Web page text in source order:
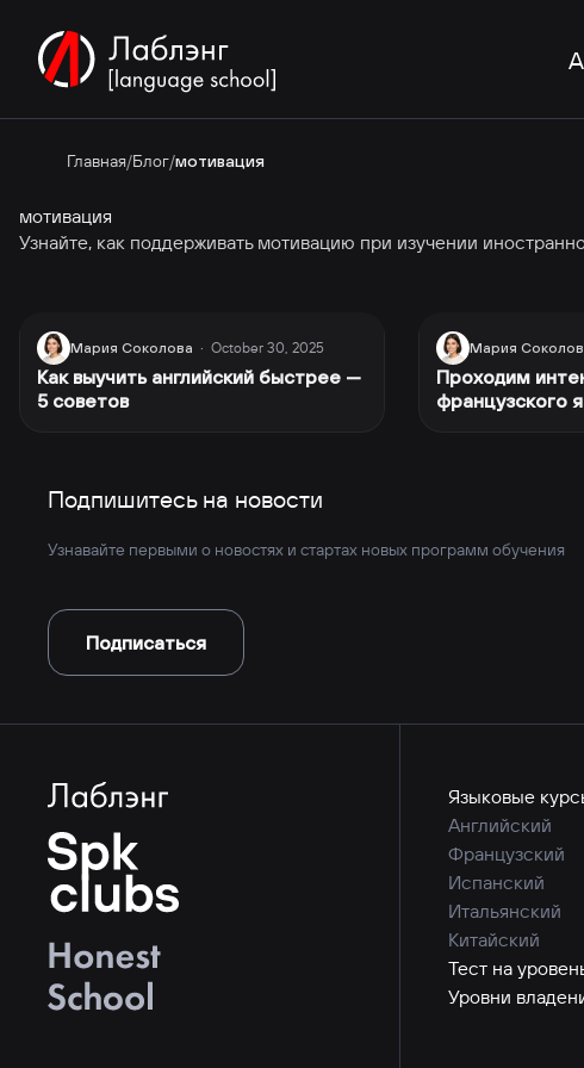
Главная/Блог/мотивация
мотивация
Узнайте, как поддерживать мотивацию при изучении
Мария Соколова · October 30, 2025
Как выучить английский быстрее —
5 советов
Мария
Проходим
французского
Подпишитесь на новости
Узнавайте первыми о новостях и стартах новых программ обучения
Подписаться
Языковые
Английский
Французский
Испанский
Итальянский
Китайский
Тест на
Уровни